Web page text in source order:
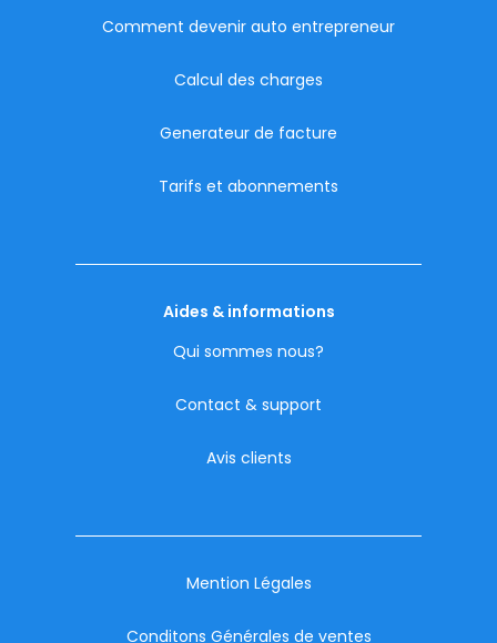
Comment devenir auto entrepreneur
Calcul des charges
Generateur de facture
Tarifs et abonnements
Aides & informations
Qui sommes nous?
Contact & support
Avis clients
Mention Légales
Conditons Générales de ventes